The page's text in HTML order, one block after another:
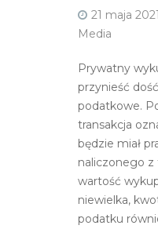
21 maja 2021
Media
Prywatny
przynieść
podatkowe.
transakcja
będzie miał
naliczonego z
wartość
niewielka,
podatku